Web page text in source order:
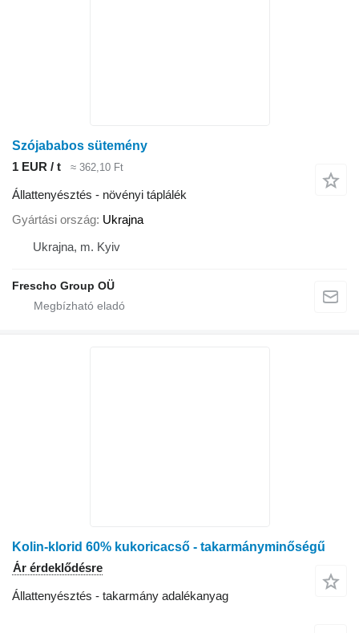
Szójababos sütemény
1 EUR / t
≈ 362,10 Ft
Állattenyésztés - növényi táplálék
Gyártási ország Ukrajna
Ukrajna, m. Kyiv
Frescho Group OÜ
Kolin-klorid 60% kukoricacső - takarmányminőségű
Ár érdeklődésre
Állattenyésztés - takarmány adalékanyag